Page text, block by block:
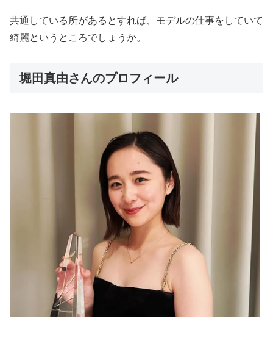
共通している所があるとすれば、モデルの仕事をしていて
綺麗というところでしょうか。
堀田真由さんのプロフィール